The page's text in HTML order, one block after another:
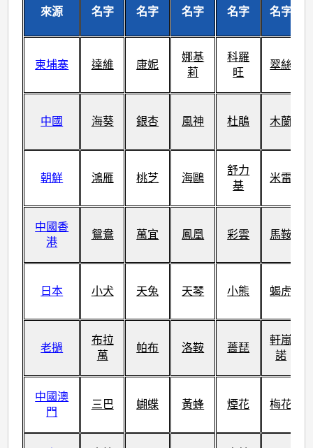
來源 名字 名字 名字 名字 名字
柬埔寨 達維 康妮
娜基
莉
科羅
旺
翠絲
中國 海葵 銀杏 風神 杜鵑 木蘭
朝鮮 鴻雁 桃芝 海鷗
舒力
基
米雷
中國香
港
鴛鴦 萬宜 鳳凰 彩雲 馬鞍
日本 小犬 天兔 天琴 小熊 蝎虎
老撾
布拉
萬
帕布 洛鞍 薔琵
軒嵐
諾
中國澳
門
三巴 蝴蝶 黃蜂 煙花 梅花